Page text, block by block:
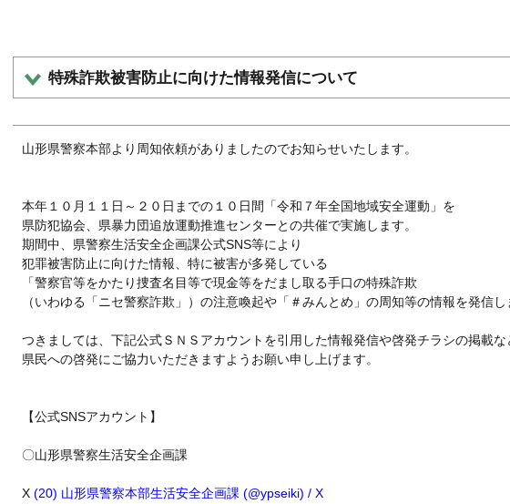
特殊詐欺被害防止に向けた情報発信について
山形県警察本部より周知依頼がありましたのでお知らせいたします。
本年１０月１１日～２０日までの１０日間「令和７年全国地域安全運動」を
県防犯協会、県暴力団追放運動推進センターとの共催で実施します。
期間中、県警察生活安全企画課公式SNS等により
犯罪被害防止に向けた情報、特に被害が多発している
「警察官等をかたり捜査名目等で現金等をだまし取る手口の特殊詐欺
（いわゆる「ニセ警察詐欺」）の注意喚起や「＃みんとめ」の周知等の情報を発信し
つきましては、下記公式ＳＮＳアカウントを引用した情報発信や啓発チラシの掲載な
県民への啓発にご協力いただきますようお願い申し上げます。
【公式SNSアカウント】
〇山形県警察生活安全企画課
X(20) 山形県警察本部生活安全企画課 (@ypseiki) / X